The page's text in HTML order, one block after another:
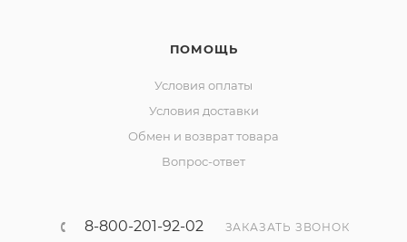
ПОМОЩЬ
Условия оплаты
Условия доставки
Обмен и возврат товара
Вопрос-ответ
8-800-201-92-02 ЗАКАЗАТЬ ЗВОНОК